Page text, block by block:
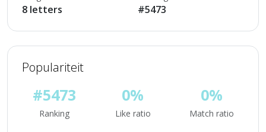
8 letters #5473
Populariteit
#5473
Ranking
0%
Like ratio
0%
Match ratio